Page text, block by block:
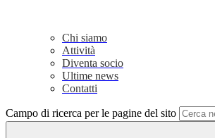
Chi siamo
Attività
Diventa socio
Ultime news
Contatti
Campo di ricerca per le pagine del sito